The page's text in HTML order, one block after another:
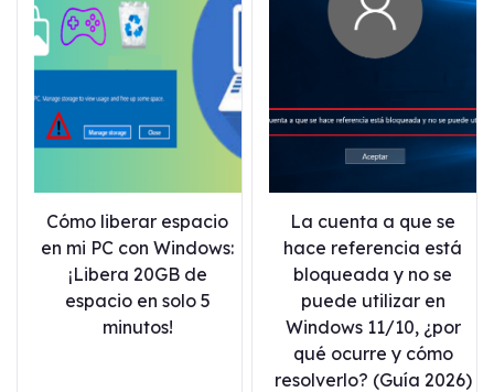
Cómo liberar espacio
en mi PC con Windows:
¡Libera 20GB de
espacio en solo 5
minutos!
La cuenta a que se
hace referencia está
bloqueada y no se
puede utilizar en
Windows 11/10, ¿por
qué ocurre y cómo
resolverlo? (Guía 2026)